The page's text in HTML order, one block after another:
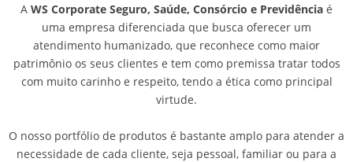
A WS Corporate Seguro, Saúde, Consórcio e Previdência é
uma empresa diferenciada que busca oferecer um
atendimento humanizado, que reconhece como maior
patrimônio os seus clientes e tem como premissa tratar todos
com muito carinho e respeito, tendo a ética como principal
virtude.
O nosso portfólio de produtos é bastante amplo para atender a
necessidade de cada cliente, seja pessoal, familiar ou para a